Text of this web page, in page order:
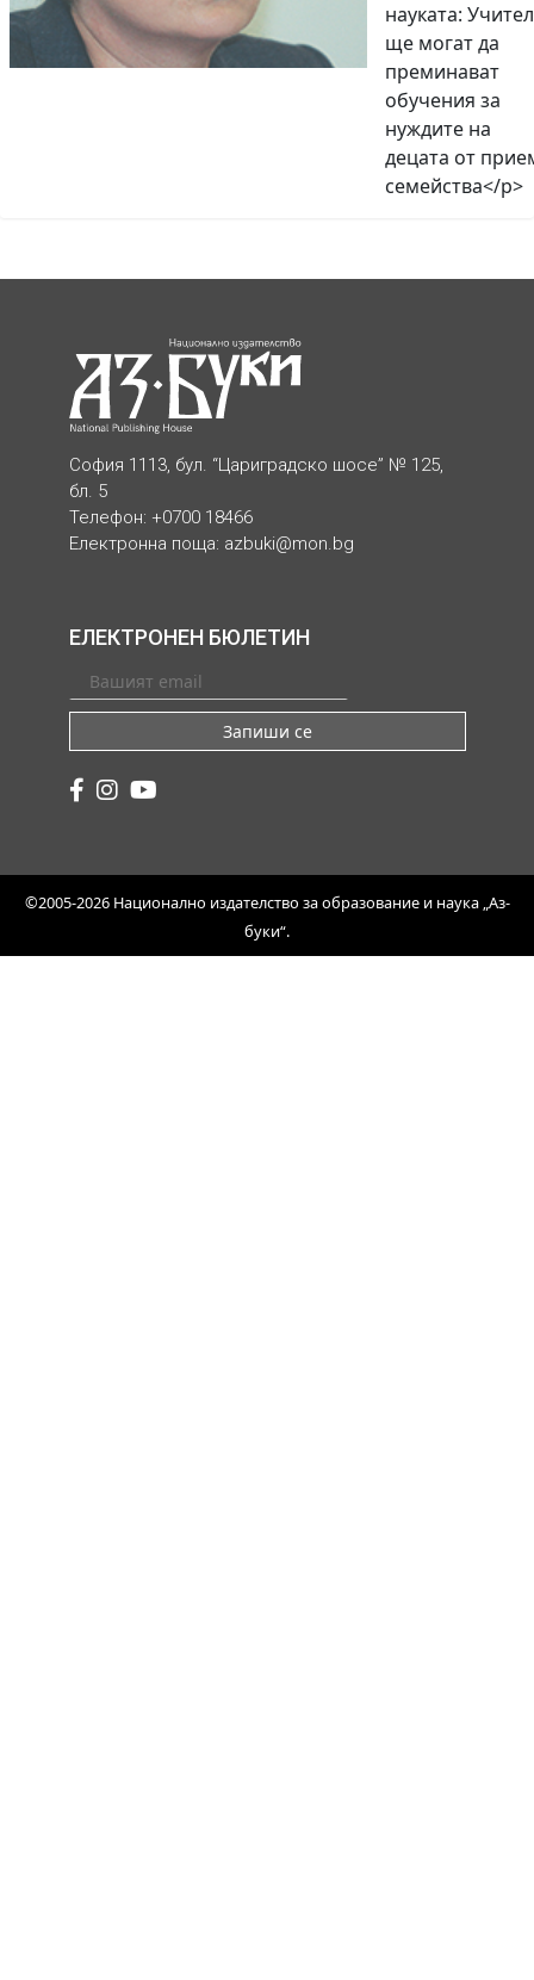
науката:
ще могат да
преминават
обучения за
нуждите на
децата от
семейства</p>
София 1113, бул. “Цариградско шосе” № 125,
бл. 5
Телефон: +0700 18466
Електронна поща: azbuki@mon.bg
ЕЛЕКТРОНЕН БЮЛЕТИН
Запиши се
©2005-2026 Национално издателство за образование и наука „Аз-
буки“.